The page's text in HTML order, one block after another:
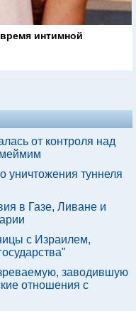
интимной
от контроля над
уничтожения туннеля
в Газе, Ливане и
с Израилем,
заводившую
отношения с